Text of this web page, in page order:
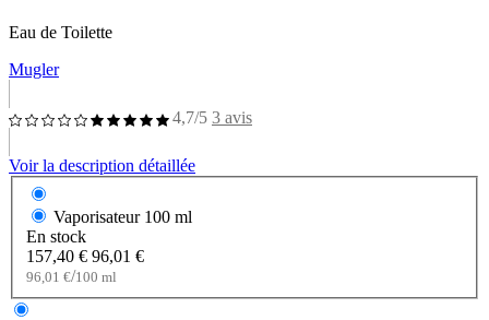
Eau de Toilette
Mugler
4,7/5 3 avis
Voir la description détaillée
Vaporisateur 100 ml
En stock
157,40 € 96,01 €
96,01 €/100 ml